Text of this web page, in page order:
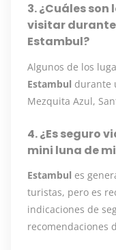
3. ¿Cuáles
visitar durante
Estambul?
Algunos de los
Estambul durante
Mezquita Azul,
4. ¿Es seguro
mini luna de
Estambul es
turistas, pero es
indicaciones de
recomendaciones